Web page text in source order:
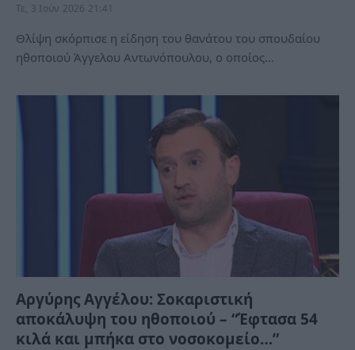
Τε, 3 Ιούν 2026 21:41
Θλίψη σκόρπισε η είδηση του θανάτου του σπουδαίου
ηθοποιού Άγγελου Αντωνόπουλου, ο οποίος…
Αργύρης Αγγέλου: Σοκαριστική
αποκάλυψη του ηθοποιού – “Έφτασα 54
κιλά και μπήκα στο νοσοκομείο…”